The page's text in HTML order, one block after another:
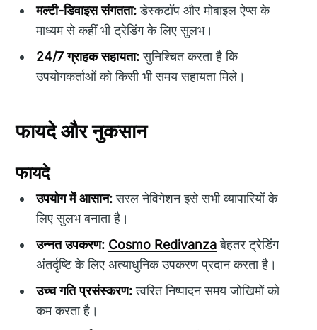
मल्टी-डिवाइस संगतता:डेस्कटॉप और मोबाइल ऐप्स के
माध्यम से कहीं भी ट्रेडिंग के लिए सुलभ।
24/7 ग्राहक सहायता:सुनिश्चित करता है कि
उपयोगकर्ताओं को किसी भी समय सहायता मिले।
फायदे और नुकसान
फायदे
उपयोग में आसान:सरल नेविगेशन इसे सभी व्यापारियों के
लिए सुलभ बनाता है।
उन्नत उपकरण: Cosmo Redivanzaबेहतर ट्रेडिंग
अंतर्दृष्टि के लिए अत्याधुनिक उपकरण प्रदान करता है।
उच्च गति प्रसंस्करण:त्वरित निष्पादन समय जोखिमों को
कम करता है।